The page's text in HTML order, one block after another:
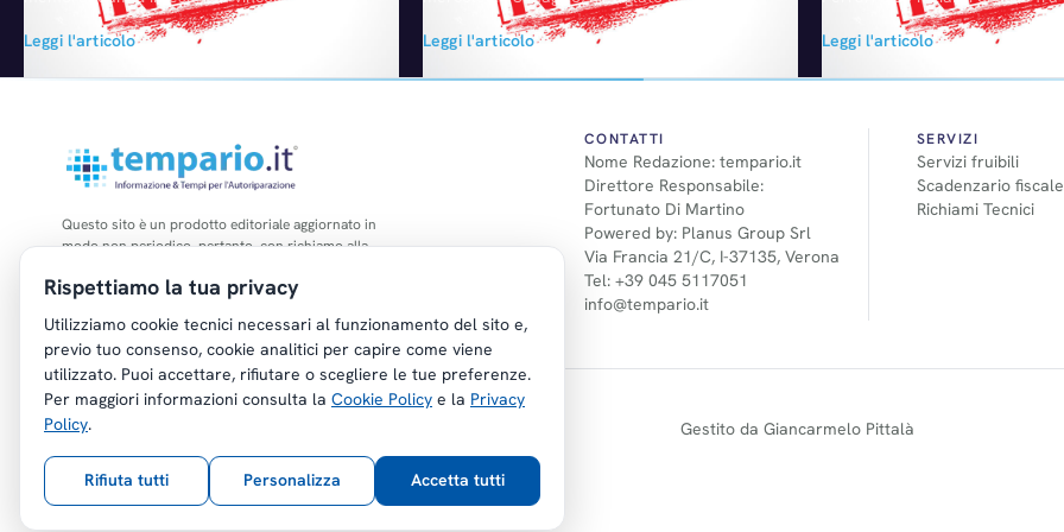
Mazda per lo sviluppo e la produzione di una
nuova spider a trazione posteriore da
due vetture leggere, differenti nel design e
ciascuna delle quali…
Leggi l'articolo
collaborazione per la partecipazione allo
sviluppo del "Tempario per l'Autocarrozzeria"
segmento della carrozzeria. Con la ratifica
odierna dell'accordo, ANC-Confartigianato si
aggiunge, quale ulteriore organizzazione…
Leggi l'articolo
trasferimenti di liquidità. Lo
documento depositato dalla
da Ferrari intendiamo entrare
transazioni,…
Leggi l'articolo
Questo sito è un prodotto editoriale aggiornato in
modo non periodico, pertanto, con richiamo alla
obblighi di registrazione di cui all'art. 5 della L.
CONTATTI
Nome Redazione: tempario.it
Direttore Responsabile:
Fortunato Di Martino
Powered by: Planus Group Srl
Via Francia 21/C, I-37135, Verona
Tel: +39 045 5117051
info@tempario.it
SERVIZI
Servizi fruibili
Scadenzario fiscale
Richiami Tecnici
Planus Group Srl - P.I. IT03584100238
Gestito da Giancarmelo Pittalà
Rispettiamo la tua privacy
Utilizziamo cookie tecnici necessari al funzionamento del sito e,
previo tuo consenso, cookie analitici per capire come viene
utilizzato. Puoi accettare, rifiutare o scegliere le tue preferenze.
Per maggiori informazioni consulta la Cookie Policy e la Privacy
Policy.
Rifiuta tutti Personalizza Accetta tutti